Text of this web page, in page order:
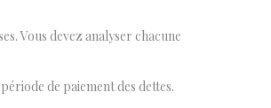
Vous devez analyser chacune
de paiement des dettes.